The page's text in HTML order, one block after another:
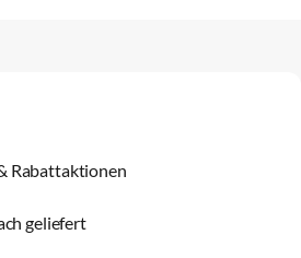
Rabattaktionen
geliefert